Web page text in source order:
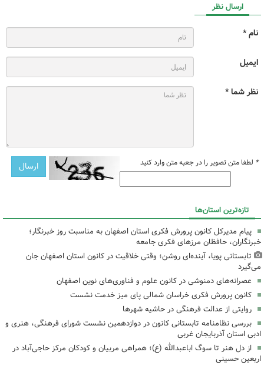
ارسال نظر
نام *
ایمیل
نظر شما *
* لطفا متن تصویر را در جعبه متن وارد کنید
تازه‌ترین استان‌ها
پیام مدیرکل کانون پرورش فکری استان اصفهان به مناسبت روز خبرنگار؛
خبرنگاران، حافظان مرزهای فکری جامعه
تابستانی پویا، آینده‌ای روشن؛ وقتی خلاقیت در کانون استان اصفهان جان
می‌گیرد
عصرانه‌های دمنوشی در کانون علوم و فناوری‌های نوین اصفهان
کانون پرورش فکری خراسان شمالی پای میز خدمت نشست
روایتی از عدالت فرهنگی در حاشیه شهرها
بررسی نظامنامه تابستانی کانون در دوازدهمین نشست شورای فرهنگی، هنری و
ادبی استان آذربایجان غربی
از دل هنر تا سوگ اباعبدالله (ع)؛ همراهی مربیان و کودکان مرکز حاجی‌آباد در
اربعین حسینی